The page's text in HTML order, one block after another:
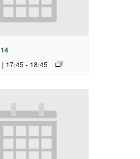
| 17:45 - 18:45